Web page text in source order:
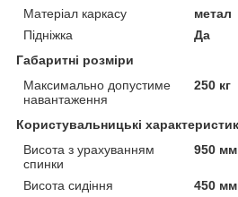
Матеріал каркасу
метал
Підніжка
Да
Габаритні розміри
Максимально допустиме
навантаження
250 кг
Користувальницькі
Висота з урахуванням
спинки
950 мм
Висота сидіння
450 мм